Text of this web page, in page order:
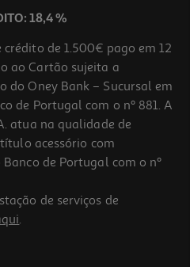
18,4 %
de 1.500€ pago em 12
ao Cartão sujeita a
do Oney Bank – Sucursal em
de Portugal com o nº 881. A
atua na qualidade de
acessório com
de Portugal com o nº
de serviços de
.